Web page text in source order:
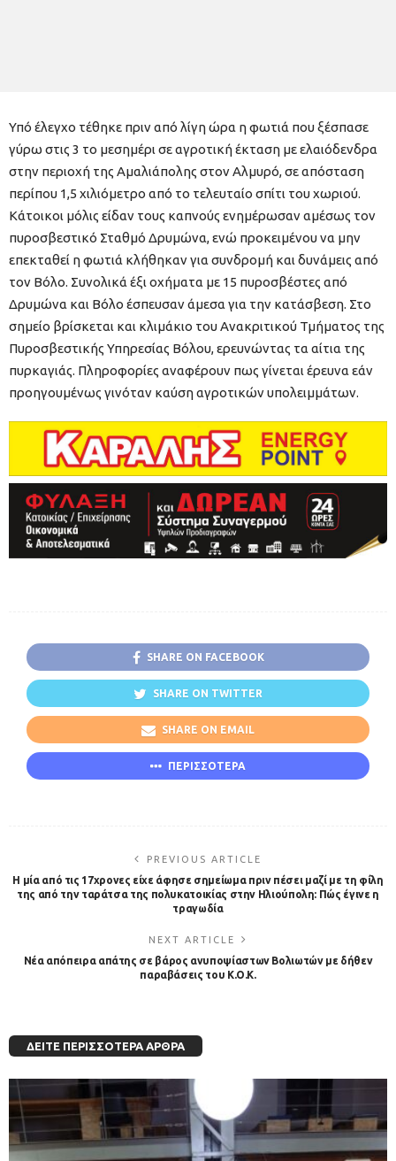
Υπό έλεγχο τέθηκε πριν από λίγη ώρα η φωτιά που ξέσπασε
γύρω στις 3 το μεσημέρι σε αγροτική έκταση με ελαιόδενδρα
στην περιοχή της Αμαλιάπολης στον Αλμυρό, σε απόσταση
περίπου 1,5 χιλιόμετρο από το τελευταίο σπίτι του χωριού.
Κάτοικοι μόλις είδαν τους καπνούς ενημέρωσαν αμέσως τον
πυροσβεστικό Σταθμό Δρυμώνα, ενώ προκειμένου να μην
επεκταθεί η φωτιά κλήθηκαν για συνδρομή και δυνάμεις από
τον Βόλο. Συνολικά έξι οχήματα με 15 πυροσβέστες από
Δρυμώνα και Βόλο έσπευσαν άμεσα για την κατάσβεση. Στο
σημείο βρίσκεται και κλιμάκιο του Ανακριτικού Τμήματος της
Πυροσβεστικής Υπηρεσίας Βόλου, ερευνώντας τα αίτια της
πυρκαγιάς. Πληροφορίες αναφέρουν πως γίνεται έρευνα εάν
προηγουμένως γινόταν καύση αγροτικών υπολειμμάτων.
SHARE ON FACEBOOK
SHARE ON TWITTER
SHARE ON EMAIL
ΠΕΡΙΣΣΟΤΕΡΑ
PREVIOUS ARTICLE
Η μία από τις 17χρονες είχε άφησε σημείωμα πριν πέσει μαζί με τη φίλη
της από την ταράτσα της πολυκατοικίας στην Ηλιούπολη: Πώς έγινε η
τραγωδία
NEXT ARTICLE
Νέα απόπειρα απάτης σε βάρος ανυποψίαστων Βολιωτών με δήθεν
παραβάσεις του Κ.Ο.Κ.
ΔΕΊΤΕ ΠΕΡΙΣΣΌΤΕΡΑ ΆΡΘΡΑ